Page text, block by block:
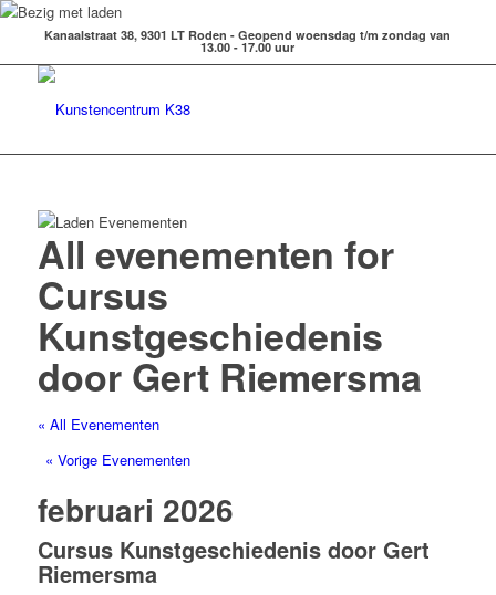
Kanaalstraat 38, 9301 LT Roden - Geopend woensdag t/m zondag van
13.00 - 17.00 uur
All evenementen for
Cursus
Kunstgeschiedenis
door Gert Riemersma
« All Evenementen
« Vorige Evenementen
februari 2026
Cursus Kunstgeschiedenis door Gert
Riemersma